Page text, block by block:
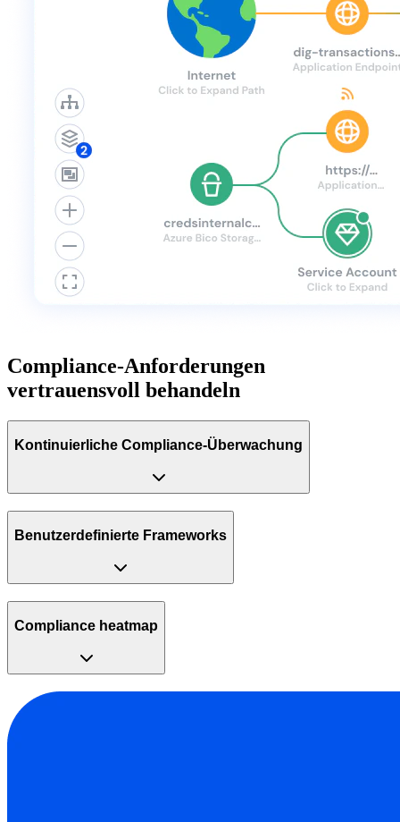
Compliance-Anforderungen
vertrauensvoll behandeln
Kontinuierliche Compliance-Überwachung
Benutzerdefinierte Frameworks
Compliance heatmap